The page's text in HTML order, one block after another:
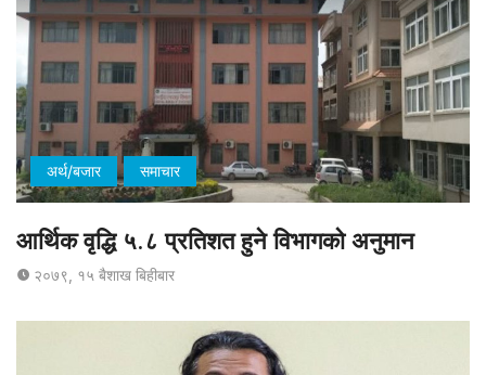
अर्थ/बजार समाचार
आर्थिक वृद्धि ५.८ प्रतिशत हुने विभागको अनुमान
२०७९, १५ बैशाख बिहीबार